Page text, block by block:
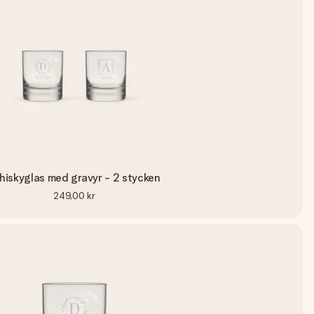
med gravyr - 2 stycken
249,00 kr